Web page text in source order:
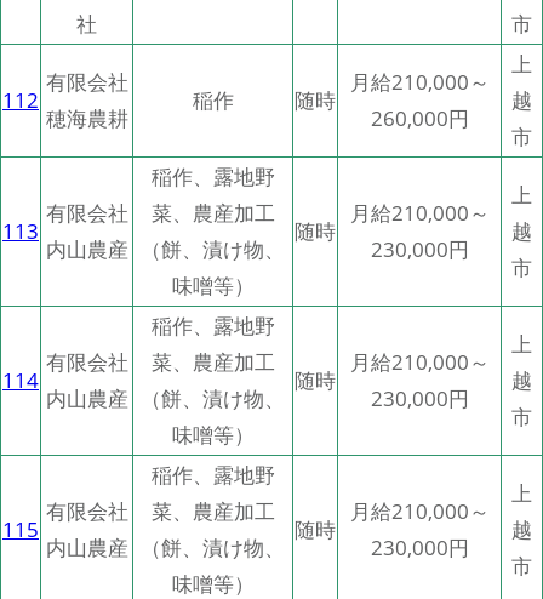
社
市
112
有限会社
穂海農耕
稲作 随時
月給210,000～
260,000円
上
越
市
113
有限会社
内山農産
稲作、露地野
菜、農産加工
（餅、漬け物、
味噌等）
随時
月給210,000～
230,000円
上
越
市
114
有限会社
内山農産
稲作、露地野
菜、農産加工
（餅、漬け物、
味噌等）
随時
月給210,000～
230,000円
上
越
市
115
有限会社
内山農産
稲作、露地野
菜、農産加工
（餅、漬け物、
味噌等）
随時
月給210,000～
230,000円
上
越
市